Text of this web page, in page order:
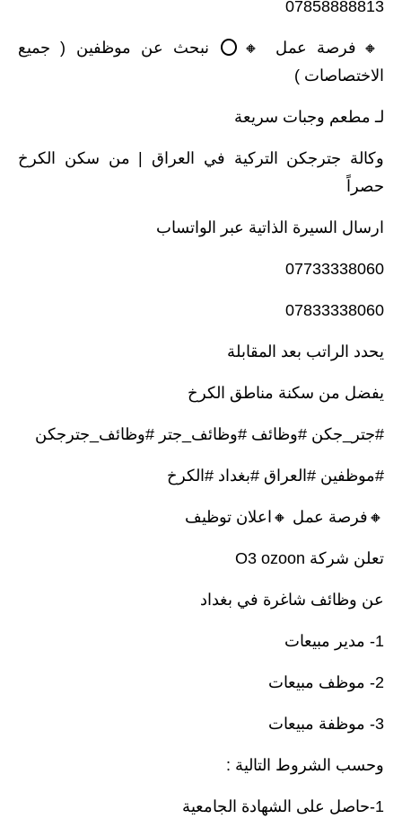
07858888813
🔸️فرصة عمل 🔸️⭕ نبحث عن موظفين ( جميع
الاختصاصات )
لـ مطعم وجبات سريعة
وكالة جترجكن التركية في العراق | من سكن الكرخ
حصراً
ارسال السيرة الذاتية عبر الواتساب
07733338060
07833338060
يحدد الراتب بعد المقابلة
يفضل من سكنة مناطق الكرخ
#جتر_جكن #وظائف #وظائف_جتر #وظائف_جترجكن
#موظفين #العراق #بغداد #الكرخ
🔸️فرصة عمل 🔸️اعلان توظيف
تعلن شركة O3 ozoon
عن وظائف شاغرة في بغداد
1- مدير مبيعات
2- موظف مبيعات
3- موظفة مبيعات
وحسب الشروط التالية :
1-حاصل على الشهادة الجامعية